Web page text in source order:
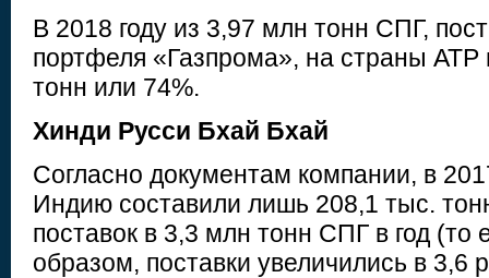
В 2018 году из 3,97 млн тонн СПГ,
портфеля «Газпрома», на страны
тонн или 74%.
Хинди Русси Бхай Бхай
Согласно документам компании, в
Индию составили лишь 208,1 тыс.
поставок в 3,3 млн тонн СПГ в год (то
образом, поставки увеличились в 3,6